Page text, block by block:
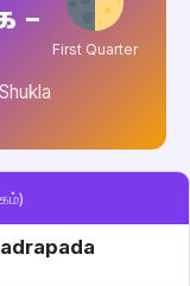
–
First Quarter